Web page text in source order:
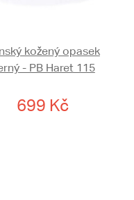
kožený opasek
- PB Haret 115
699 Kč